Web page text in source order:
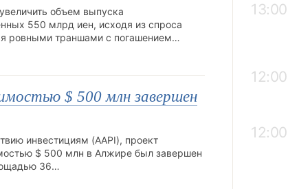
объем выпуска
550 млрд иен, исходя из спроса
ровными траншами с погашением…
$ 500 млн завершен
инвестициям (AAPI), проект
$ 500 млн в Алжире был завершен
36…
13:00
12:00
12:00